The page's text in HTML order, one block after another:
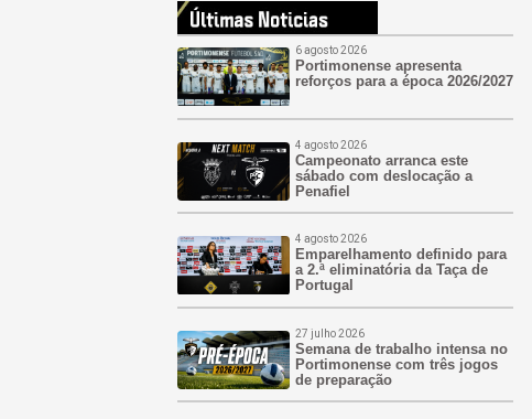
6 agosto 2026
Portimonense apresenta
reforços para a época 2026/2027
4 agosto 2026
Campeonato arranca este
sábado com deslocação a
Penafiel
4 agosto 2026
Emparelhamento definido para
a 2.ª eliminatória da Taça de
Portugal
27 julho 2026
Semana de trabalho intensa no
Portimonense com três jogos
de preparação